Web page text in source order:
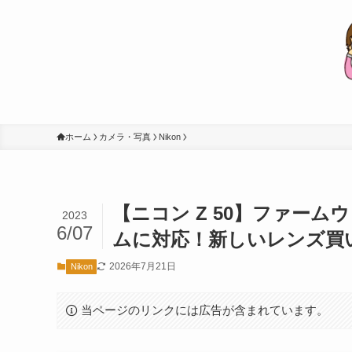
ホーム カメラ・写真 Nikon
【ニコン Z 50】ファーム
ムに対応！新しいレンズ
2023
6/07
Nikon 2026年7月21日
当ページのリンクには広告が含まれています。